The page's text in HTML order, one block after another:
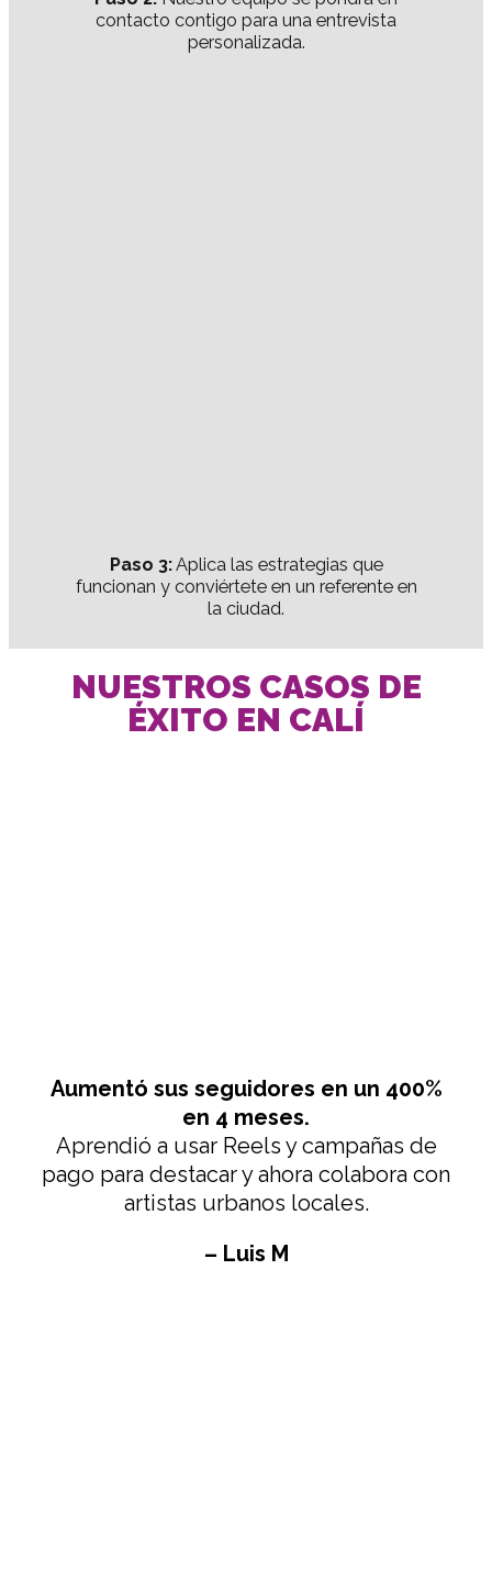
contacto contigo para una entrevista
personalizada.
Paso 3:Aplica las estrategias que
funcionan y conviértete en un referente en
la ciudad.
NUESTROS CASOS DE
ÉXITO EN CALÍ
Aumentó sus seguidores en un 400%
en 4 meses.
Aprendió a usar Reels y campañas de
pago para destacar y ahora colabora con
artistas urbanos locales.
– Luis M